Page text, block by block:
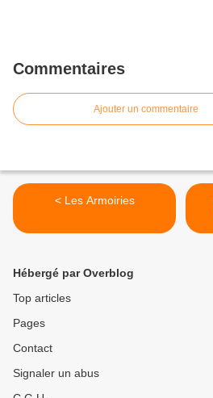
Commentaires
Ajouter un commentaire
< Les Armoiries
Hébergé par Overblog
Top articles
Pages
Contact
Signaler un abus